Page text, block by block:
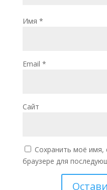
Имя *
Email *
Сайт
Сохранить моё имя,
браузере для